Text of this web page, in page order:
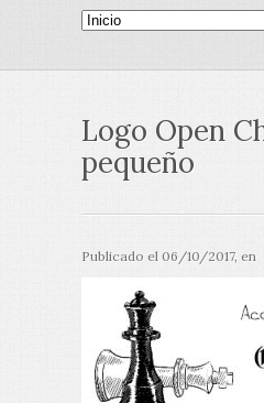
Logo Open
pequeño
Publicado el 06/10/2017, en